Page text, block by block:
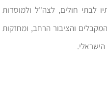
לבתי חולים, לצה"ל ולמוסדות
והציבור הרחב, ומחזקות